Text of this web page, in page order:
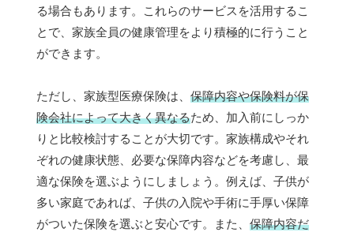
る場合もあります。これらのサービスを活用するこ
とで、家族全員の健康管理をより積極的に行うこと
ができます。
ただし、家族型医療保険は、 保障内容や保険料が保
険会社によって大きく異なるため、加入前にしっか
りと比較検討することが大切です。家族構成やそれ
ぞれの健康状態、必要な保障内容などを考慮し、最
適な保険を選ぶようにしましょう。例えば、子供が
多い家庭であれば、子供の入院や手術に手厚い保障
がついた保険を選ぶと安心です。また、 保障内容だ